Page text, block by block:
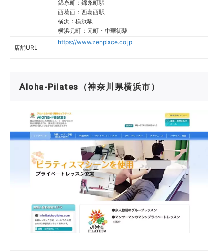
錦糸町：錦糸町駅
西葛西：西葛西駅
横浜：横浜駅
横浜元町：元町・中華街駅
店舗URL
https://www.zenplace.co.jp
Aloha-Pilates（神奈川県横浜市）